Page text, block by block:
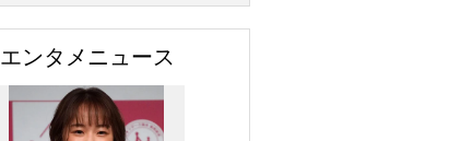
エンタメニュース